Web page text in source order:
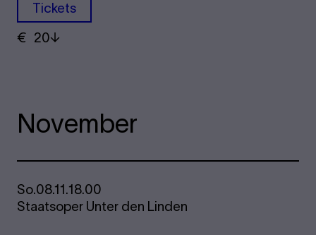
Tickets
€ ​ 20
November
So.08.11.18.00
Staatsoper Unter den Linden